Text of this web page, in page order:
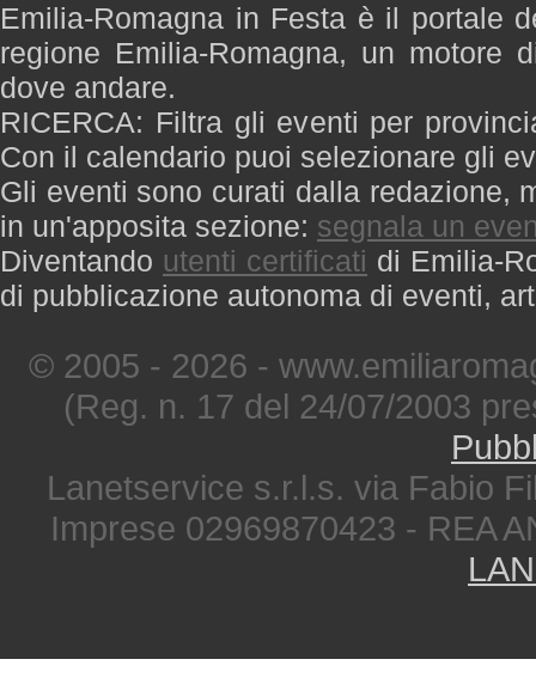
Emilia-Romagna in Festa è il portale
regione Emilia-Romagna, un motore
dove andare.
RICERCA: Filtra gli eventi per
Con il calendario puoi selezionare gli
Gli eventi sono curati dalla redazione,
in un'apposita sezione: segnala un
Diventando utenti certificati di Emilia-
di pubblicazione autonoma di eventi,
© 2005 - 2026 -
(Reg. n. 17 del 24/07/2003
Lanetservice s.r.l.s. via Fabio
Imprese 02969870423 - REA